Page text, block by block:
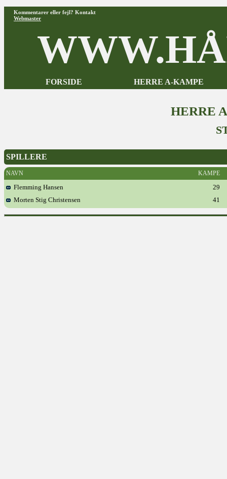
Kommentarer eller fejl? Kontakt
Webmaster
FORSIDE HERRE A-KAMPE
HERRE
SPILLERE
NAVN KAMPE
Flemming Hansen
29
Morten Stig Christensen
41